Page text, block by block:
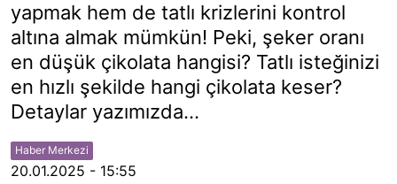
yapmak hem de tatlı krizlerini kontrol
altına almak mümkün! Peki, şeker oranı
en düşük çikolata hangisi? Tatlı isteğinizi
en hızlı şekilde hangi çikolata keser?
Detaylar yazımızda...
Haber Merkezi
20.01.2025 - 15:55